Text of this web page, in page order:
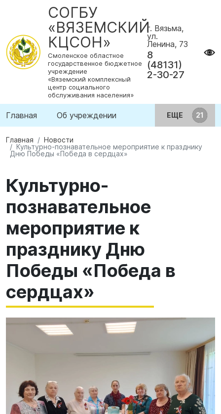
СОГБУ
«ВЯЗЕМСКИЙ
КЦСОН»
Смоленское областное
государственное бюджетное
учреждение
«Вяземский комплексный
центр социального
обслуживания населения»
г. Вязьма,
ул.
Ленина, 73
8
(48131)
2-30-27
Главная Об учреждении ЕЩЕ
Главная
Новости
Культурно-познавательное мероприятие к празднику
Дню Победы «Победа в сердцах»
Культурно-
познавательное
мероприятие к
празднику Дню
Победы «Победа в
сердцах»